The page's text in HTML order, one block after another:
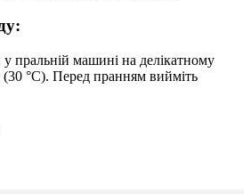
пральній машині на делікатному
(30 °C). Перед пранням вийміть